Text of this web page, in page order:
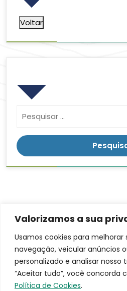
Valorizamos a sua
Usamos cookies para melhorar
navegação, veicular anúncios
personalizado e analisar nosso
“Aceitar tudo”, você concorda
Política de Cookies.
Voltar
Contato
(16)
3953-
9100